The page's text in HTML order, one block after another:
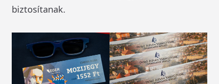
biztosítanak.